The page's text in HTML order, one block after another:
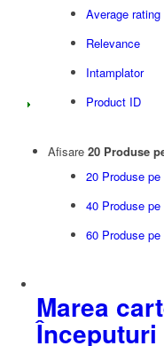
Average rating
Relevance
Intamplator
Product ID
Afisare 20 Produse
20 Produse pe
40 Produse pe
60 Produse pe
Marea
Începuturi